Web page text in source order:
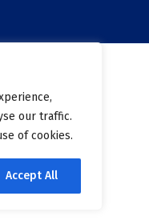
our traffic.
of cookies.
Accept All